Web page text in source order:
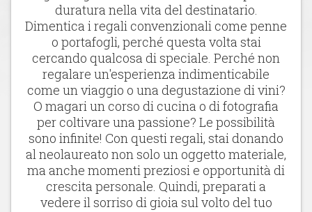
duratura nella vita del destinatario.
Dimentica i regali convenzionali come penne
o portafogli, perché questa volta stai
cercando qualcosa di speciale. Perché non
regalare un'esperienza indimenticabile
come un viaggio o una degustazione di vini?
O magari un corso di cucina o di fotografia
per coltivare una passione? Le possibilità
sono infinite! Con questi regali, stai donando
al neolaureato non solo un oggetto materiale,
ma anche momenti preziosi e opportunità di
crescita personale. Quindi, preparati a
vedere il sorriso di gioia sul volto del tuo